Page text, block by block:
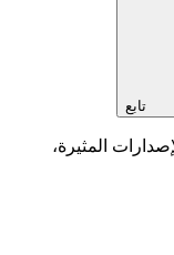
تابع
المثيرة،